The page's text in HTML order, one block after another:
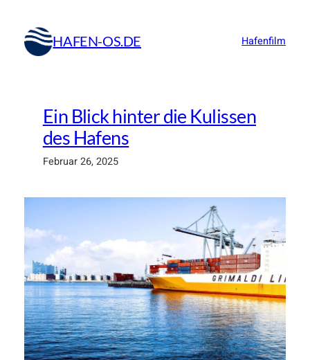
Inhalt
springen
HAFEN-OS.DE Hafenfilm
Ein Blick hinter die Kulissen
des Hafens
Februar 26, 2025